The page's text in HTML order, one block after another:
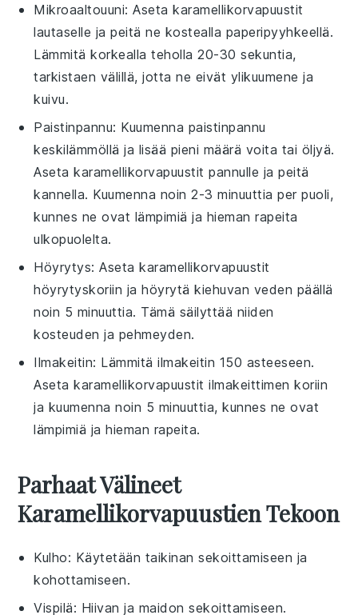
Mikroaaltouuni: Asetakaramellikorvapuustit
lautaselle ja peitä ne kostealla paperipyyhkeellä.
Lämmitä korkealla teholla 20-30 sekuntia,
tarkistaen välillä, jotta ne eivät ylikuumene ja
kuivu.
Paistinpannu: Kuumenna paistinpannu
keskilämmöllä ja lisää pieni määrä voita tai öljyä.
Asetakaramellikorvapuustit pannulle ja peitä
kannella. Kuumenna noin 2-3 minuuttia per puoli,
kunnes ne ovat lämpimiä ja hieman rapeita
ulkopuolelta.
Höyrytys: Asetakaramellikorvapuustit
höyrytyskoriin ja höyrytä kiehuvan veden päällä
noin 5 minuuttia. Tämä säilyttää niiden
kosteuden ja pehmeyden.
Ilmakeitin: Lämmitä ilmakeitin 150 asteeseen.
Asetakaramellikorvapuustit ilmakeittimen koriin
ja kuumenna noin 5 minuuttia, kunnes ne ovat
lämpimiä ja hieman rapeita.
Parhaat Välineet
Karamellikorvapuustien Tekoon
Kulho: Käytetään taikinan sekoittamiseen ja
kohottamiseen.
Vispilä: Hiivan ja maidon sekoittamiseen.